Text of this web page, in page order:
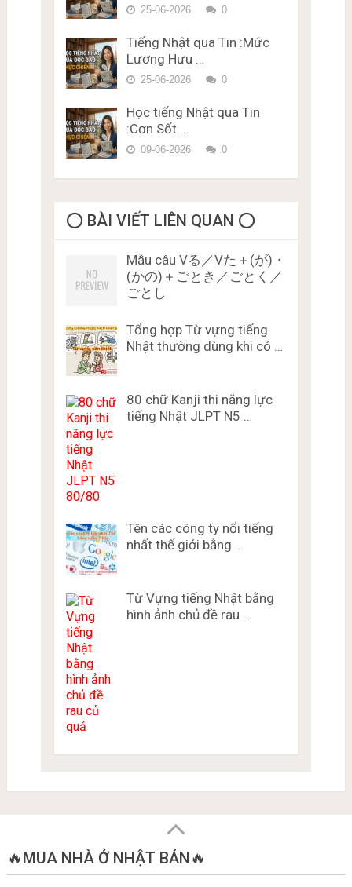
Phí Karimen 10 câu Đề 5
25-06-2026 0
Tiếng Nhật qua Tin :Mức
Lương Hưu …
25-06-2026 0
Học tiếng Nhật qua Tin
:Cơn Sốt …
09-06-2026 0
⭕️ BÀI VIẾT LIÊN QUAN ⭕️
Mẫu câu Vる／Vた＋(が)・
(かの)＋ごとき／ごとく／
ごとし
Tổng hợp Từ vựng tiếng
Nhật thường dùng khi có …
80 chữ Kanji thi năng lực
tiếng Nhật JLPT N5 …
Tên các công ty nổi tiếng
nhất thế giới bằng …
Từ Vựng tiếng Nhật bằng
hình ảnh chủ đề rau …
🔥MUA NHÀ Ở NHẬT BẢN🔥